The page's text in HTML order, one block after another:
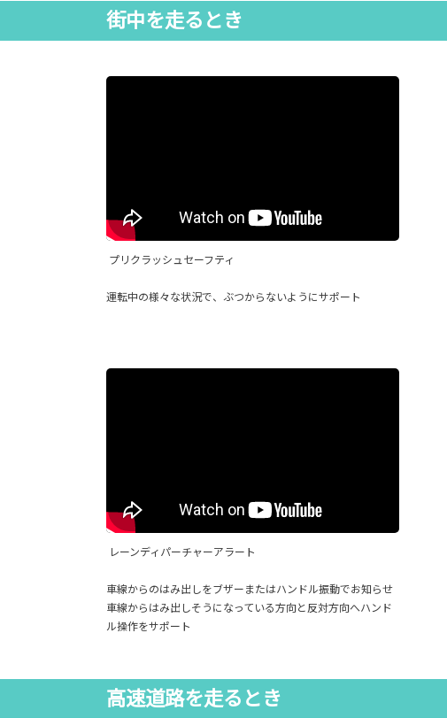
街中を走るとき
プリクラッシュセーフティ
運転中の様々な状況で、ぶつからないようにサポート
レーンディパーチャーアラート
車線からのはみ出しをブザーまたはハンドル振動でお知らせ
車線からはみ出しそうになっている方向と反対方向へハンド
ル操作をサポート
高速道路を走るとき